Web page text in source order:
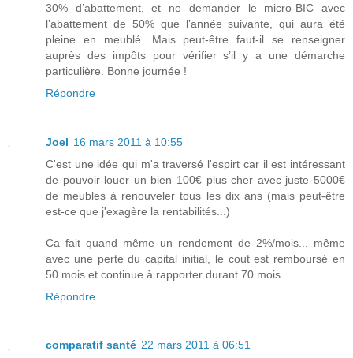
30% d’abattement, et ne demander le micro-BIC avec
l’abattement de 50% que l’année suivante, qui aura été
pleine en meublé. Mais peut-être faut-il se renseigner
auprès des impôts pour vérifier s’il y a une démarche
particulière. Bonne journée !
Répondre
Joel 16 mars 2011 à 10:55
C'est une idée qui m'a traversé l'espirt car il est intéressant
de pouvoir louer un bien 100€ plus cher avec juste 5000€
de meubles à renouveler tous les dix ans (mais peut-être
est-ce que j'exagère la rentabilités...)
Ca fait quand même un rendement de 2%/mois... même
avec une perte du capital initial, le cout est remboursé en
50 mois et continue à rapporter durant 70 mois.
Répondre
comparatif santé 22 mars 2011 à 06:51